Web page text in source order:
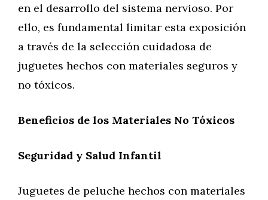
en el desarrollo del sistema nervioso. Por
ello, es fundamental limitar esta exposición
a través de la selección cuidadosa de
juguetes hechos con materiales seguros y
no tóxicos.
Beneficios de los Materiales No Tóxicos
Seguridad y Salud Infantil
Juguetes de peluche hechos con materiales